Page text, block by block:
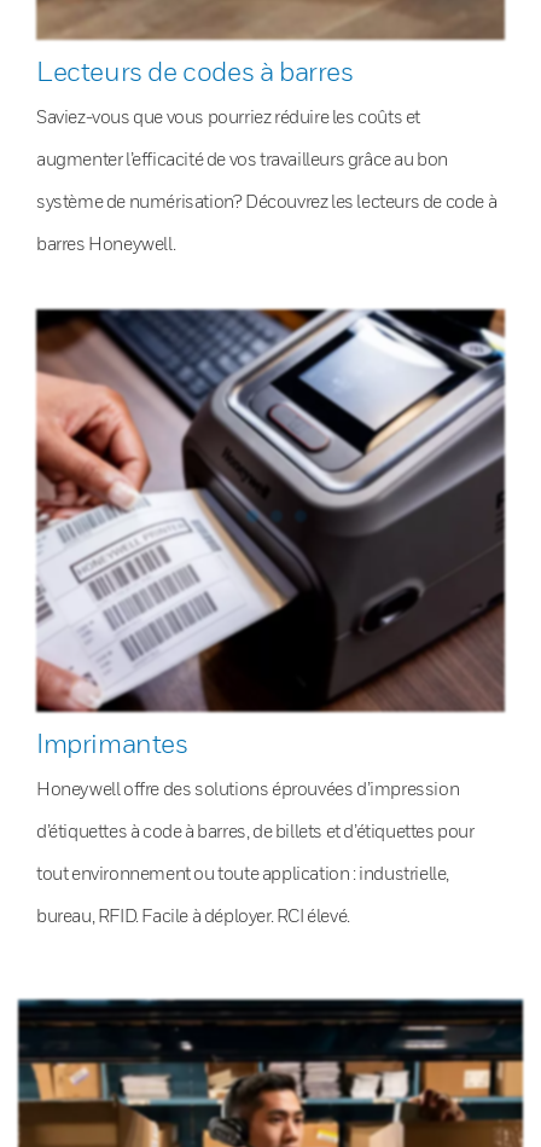
Lecteurs de codes à barres
Saviez-vous que vous pourriez réduire les coûts et
augmenter l’efficacité de vos travailleurs grâce au bon
système de numérisation? Découvrez les lecteurs de code à
barres Honeywell.
Imprimantes
Honeywell offre des solutions éprouvées d’impression
d’étiquettes à code à barres, de billets et d’étiquettes pour
tout environnement ou toute application : industrielle,
bureau, RFID. Facile à déployer. RCI élevé.